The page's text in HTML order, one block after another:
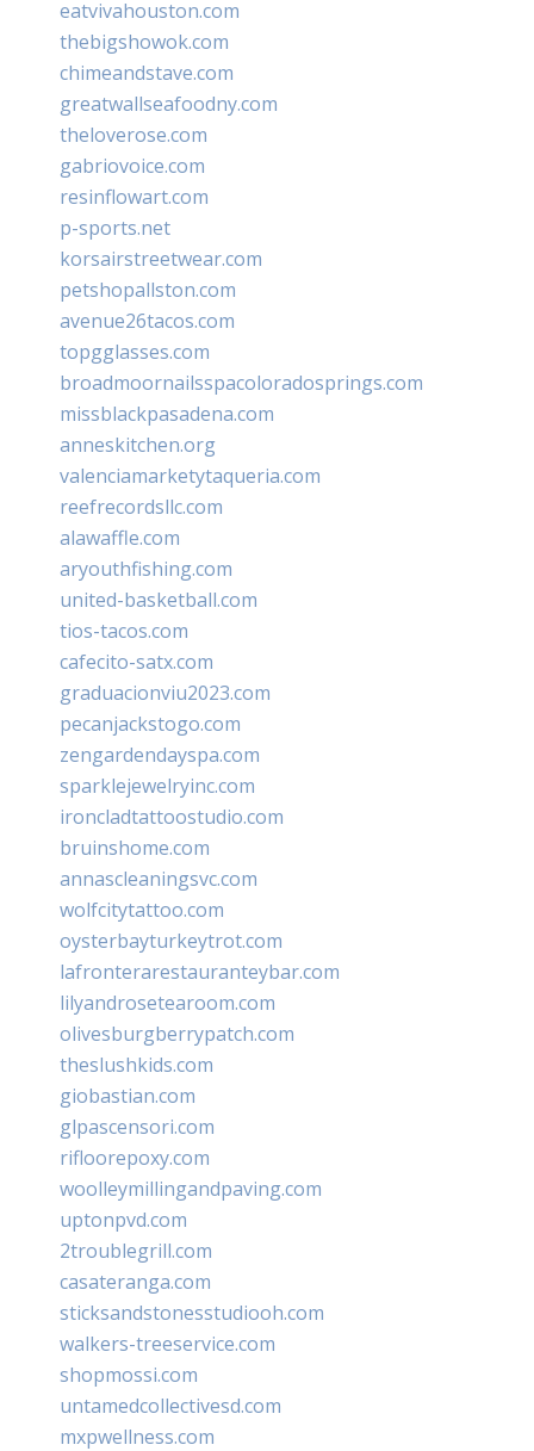
eatvivahouston.com
thebigshowok.com
chimeandstave.com
greatwallseafoodny.com
theloverose.com
gabriovoice.com
resinflowart.com
p-sports.net
korsairstreetwear.com
petshopallston.com
avenue26tacos.com
topgglasses.com
broadmoornailsspacoloradosprings.com
missblackpasadena.com
anneskitchen.org
valenciamarketytaqueria.com
reefrecordsllc.com
alawaffle.com
aryouthfishing.com
united-basketball.com
tios-tacos.com
cafecito-satx.com
graduacionviu2023.com
pecanjackstogo.com
zengardendayspa.com
sparklejewelryinc.com
ironcladtattoostudio.com
bruinshome.com
annascleaningsvc.com
wolfcitytattoo.com
oysterbayturkeytrot.com
lafronterarestauranteybar.com
lilyandrosetearoom.com
olivesburgberrypatch.com
theslushkids.com
giobastian.com
glpascensori.com
rifloorepoxy.com
woolleymillingandpaving.com
uptonpvd.com
2troublegrill.com
casateranga.com
sticksandstonesstudiooh.com
walkers-treeservice.com
shopmossi.com
untamedcollectivesd.com
mxpwellness.com